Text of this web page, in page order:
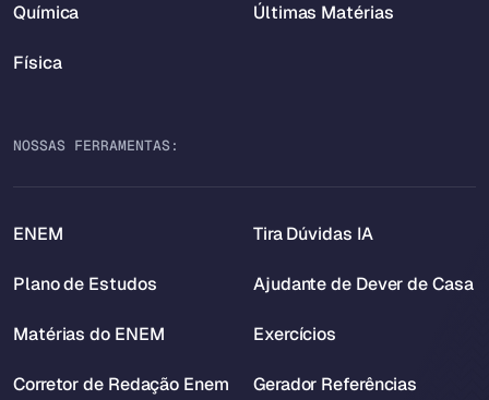
Química
Física
Últimas Matérias
NOSSAS FERRAMENTAS:
ENEM
Plano de Estudos
Matérias do ENEM
Corretor de Redação Enem
Tira Dúvidas IA
Ajudante de Dever de Casa
Exercícios
Gerador Referências